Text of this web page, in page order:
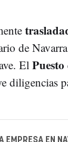
de
El
diligencias